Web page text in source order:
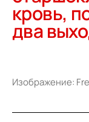
кровь,
два
Изображение: